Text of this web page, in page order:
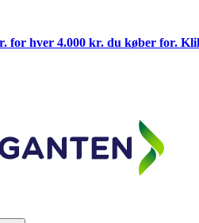
for hver 4.000 kr. du køber for.